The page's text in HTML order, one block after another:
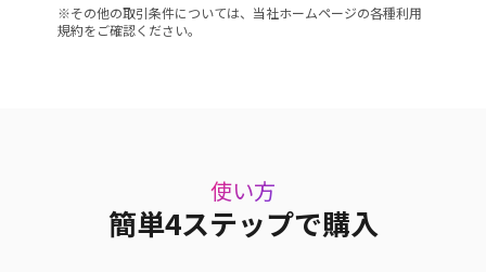
※その他の取引条件については、当社ホームページの各種利用
規約をご確認ください。
使い方
簡単4ステップで購入